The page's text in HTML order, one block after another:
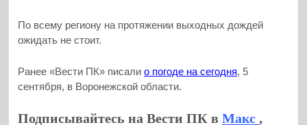
По всему региону на протяжении выходных дождей
ожидать не стоит.
Ранее «Вести ПК» писалио погоде на сегодня, 5
сентября, в Воронежской области.
Подписывайтесь на Вести ПК вМакс,